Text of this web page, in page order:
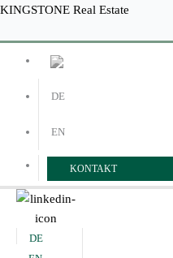
Zum
KINGSTONE Real Estate
Menü
DE
EN
KONTAKT
DE
Menü